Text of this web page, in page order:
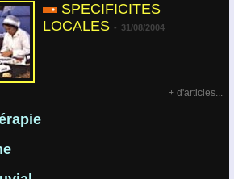
SPECIFICITES
LOCALES - 31/08/2004
+ d'articles...